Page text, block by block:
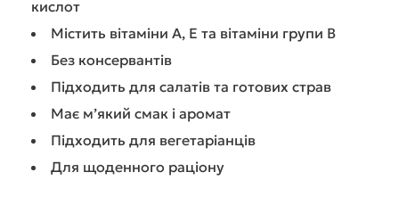
кислот
Містить вітаміни А, Е та вітаміни групи B
Без консервантів
Підходить для салатів та готових страв
Має м’який смак і аромат
Підходить для вегетаріанців
Для щоденного раціону